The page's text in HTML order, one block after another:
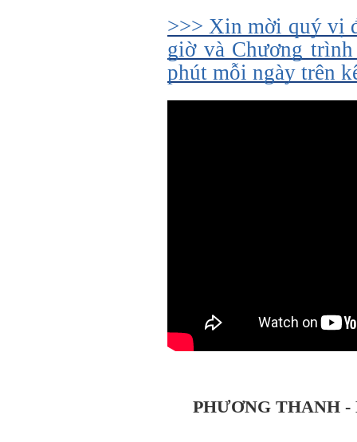
>>> Xin mời quý vị
giờ và Chương
phút mỗi ngày trên
PHƯƠNG THANH